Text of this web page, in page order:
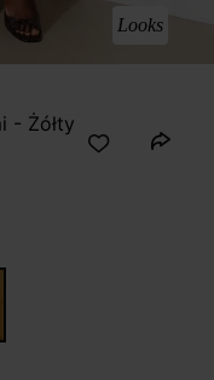
Looks
- Żółty